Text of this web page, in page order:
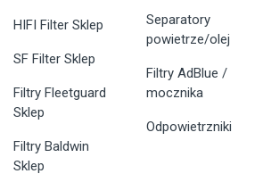
HIFI Filter Sklep
SF Filter Sklep
Filtry Fleetguard
Sklep
Filtry Baldwin
Sklep
Separatory
powietrze/olej
Filtry AdBlue /
mocznika
Odpowietrzniki